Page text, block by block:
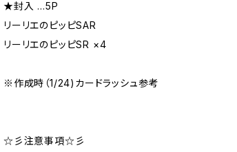
★封入 …5P
リーリエのピッピSAR
リーリエのピッピSR ×4
※作成時（1/24)カードラッシュ参考
☆彡注意事項☆彡